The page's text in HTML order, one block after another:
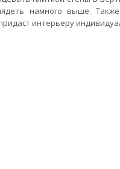
намного выше.
интерьеру